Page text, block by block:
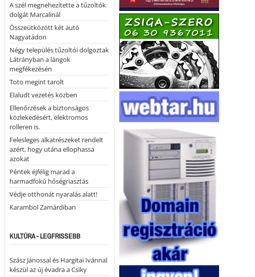
A szél megnehezítette a tűzoltók
dolgát Marcalinál
Összeütközött két autó
Nagyatádon
Négy település tűzoltói dolgoztak
Látrányban a lángok
megfékezésén
Toto megint tarolt
Elaludt vezetés közben
Ellenőrzések a biztonságos
közlekedésért, elektromos
rolleren is.
Felesleges alkatrészeket rendelt
azért, hogy utána ellophassa
azokat
Péntek éjfélig marad a
harmadfokú hőségriasztás
Védje otthonát nyaralás alatt!
Karambol Zamárdiban
KULTÚRA - LEGFRISSEBB
Szász Jánossal és Hargitai Ivánnal
készül az új évadra a Csiky